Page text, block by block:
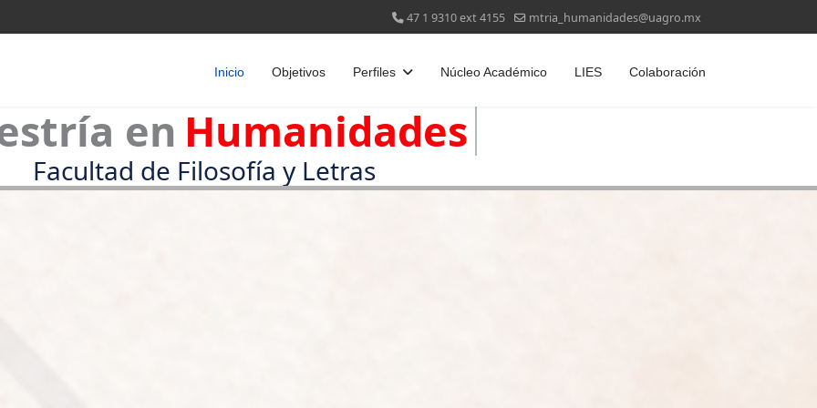
47 1 9310 ext 4155 mtria_humanidades@uagro.mx
Inicio Objetivos Perfiles Núcleo Académico LIES Colaboración
en Humanidades
Facultad de Filosofía y Letras